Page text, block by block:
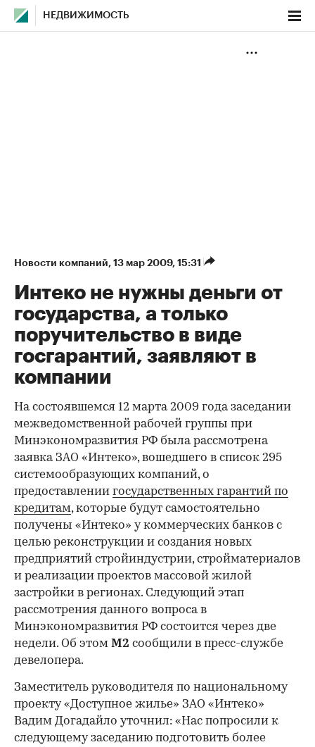
НЕДВИЖИМОСТЬ
Новости компаний⁠, 13 мар 2009, 15:31
Интеко не нужны деньги от
государства, а только
поручительство в виде
госгарантий, заявляют в
компании
На состоявшемся 12 марта 2009 года заседании
межведомственной рабочей группы при
Минэкономразвития РФ была рассмотрена
заявка ЗАО «Интеко», вошедшего в список 295
системообразующих компаний, о
предоставлении государственных гарантий по
кредитам, которые будут самостоятельно
получены «Интеко» у коммерческих банков с
целью реконструкции и создания новых
предприятий стройиндустрии, стройматериалов
и реализации проектов массовой жилой
застройки в регионах. Следующий этап
рассмотрения данного вопроса в
Минэкономразвития РФ состоится через две
недели. Об этом М2 сообщили в пресс-службе
девелопера.
Заместитель руководителя по национальному
проекту «Доступное жилье» ЗАО «Интеко»
Вадим Догадайло уточнил: «Нас попросили к
следующему заседанию подготовить более